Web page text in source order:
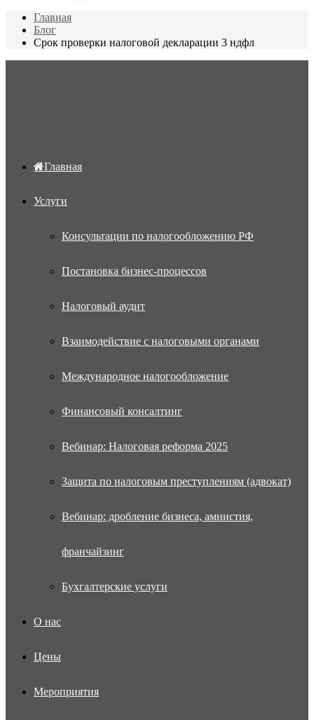
Главная
Блог
Cрок проверки налоговой декларации 3 ндфл
Главная
Услуги
Консультации по налогообложению РФ
Постановка бизнес-процессов
Налоговый аудит
Взаимодействие с налоговыми органами
Международное налогообложение
Финансовый консалтинг
Вебинар: Налоговая реформа 2025
Защита по налоговым преступлениям (адвокат)
Вебинар: дробление бизнеса, амнистия,
франчайзинг
Бухгалтерские услуги
О нас
Цены
Мероприятия